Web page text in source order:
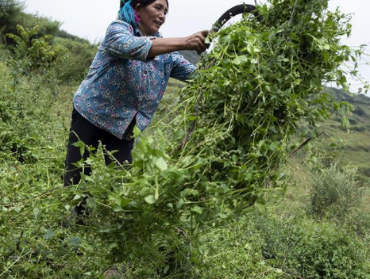
口
弦
_
中
國
扶
貧
在
線
_
國
家
扶
貧
一
包
養